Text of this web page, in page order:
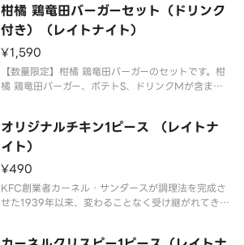
柑橘 鶏竜田バーガーセット（ドリンク
付き）（レイトナイト）
¥1,590
【数量限定】柑橘 鶏竜田バーガーのセットです。柑
橘 鶏竜田バーガー、ポテトS、ドリンクMが含まれ
めご了承ください。
オリジナルチキン1ピース （レイトナ
イト）
¥490
KFC創業者カーネル・サンダースが調理法を完成さ
せた1939年以来、変わることなく受け継がれてきた